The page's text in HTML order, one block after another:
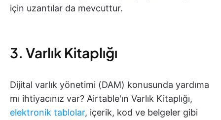
için uzantılar da mevcuttur.
3. Varlık Kitaplığı
Dijital varlık yönetimi (DAM) konusunda yardıma
mı ihtiyacınız var? Airtable'ın Varlık Kitaplığı,
elektronik tablolar, içerik, kod ve belgeler gibi